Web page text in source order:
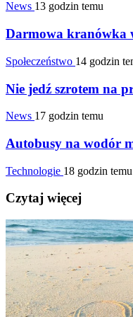
News 13 godzin temu
Darmowa kranówka
Społeczeństwo 14 godzin
Nie jedź szrotem na
News 17 godzin temu
Autobusy na wodór
Technologie 18 godzin temu
Czytaj więcej